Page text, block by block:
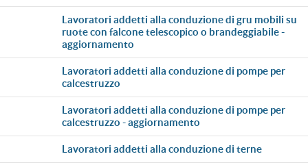
lavoratori addetti alla conduzione di gru mobili su
ruote con falcone telescopico o brandeggiabile -
aggiornamento
lavoratori addetti alla conduzione di pompe per
calcestruzzo
lavoratori addetti alla conduzione di pompe per
calcestruzzo - aggiornamento
lavoratori addetti alla conduzione di terne